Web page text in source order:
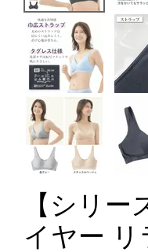
【シリ
イヤー